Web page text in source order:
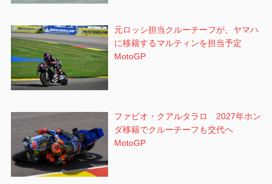
元ロッシ担当クルーチーフが、ヤマハ
に移籍するマルティンを担当予定
MotoGP
ファビオ・クアルタラロ 2027年ホン
ダ移籍でクルーチーフも交代へ
MotoGP